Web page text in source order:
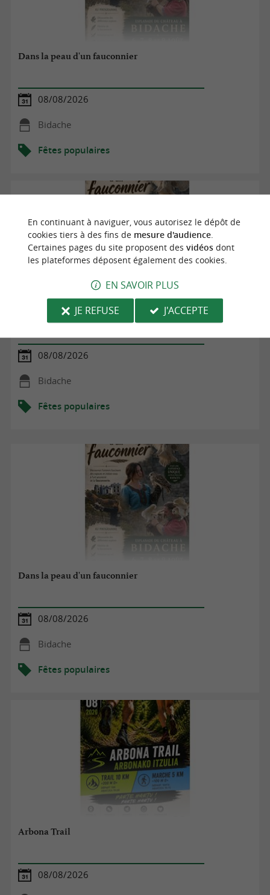
Dans la peau d'un fauconnier
08/08/2026
Bidache
Fêtes populaires
Dans la peau d'un fauconnier
08/08/2026
Bidache
Fêtes populaires
Dans la peau d'un fauconnier
08/08/2026
Bidache
Fêtes populaires
Arbona Trail
08/08/2026
En continuant à naviguer, vous autorisez le dépôt de
cookies tiers à des fins de mesure d'audience.
Certaines pages du site proposent des vidéosdont
les plateformes déposent également des cookies.
EN SAVOIR PLUS
JE REFUSE
J'ACCEPTE